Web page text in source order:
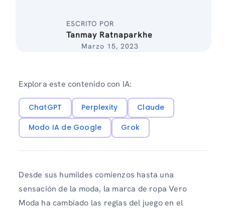
ESCRITO POR
Tanmay Ratnaparkhe
Marzo 15, 2023
Explora este contenido con IA:
ChatGPT Perplexity
Claude
Modo IA de Google
Grok
Desde sus humildes comienzos hasta una
sensación de la moda, la marca de ropa Vero
Moda ha cambiado las reglas del juego en el